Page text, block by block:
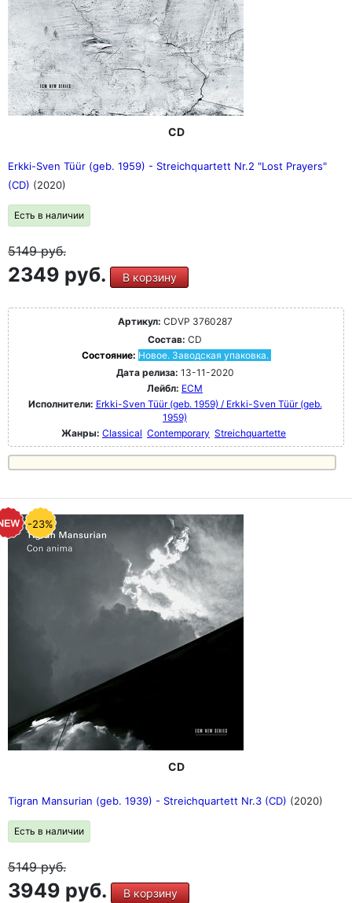
CD
Erkki-Sven Tüür (geb. 1959) - Streichquartett Nr.2 "Lost Prayers"
(CD) (2020)
Есть в наличии
5149руб.
2349 руб. В корзину
Артикул: CDVP 3760287
Состав: CD
Состояние: Новое. Заводская упаковка.
Дата релиза: 13-11-2020
Лейбл: ECM
Исполнители: Erkki-Sven Tüür (geb. 1959) / Erkki-Sven Tüür (geb.
1959)
Жанры: Classical Contemporary Streichquartette
-23%
CD
Tigran Mansurian (geb. 1939) - Streichquartett Nr.3 (CD) (2020)
Есть в наличии
5149руб.
3949 руб. В корзину